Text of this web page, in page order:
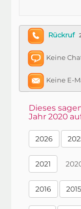
Rückruf
Keine
Keine E-
Dieses
Jahr 2020
2026
2021
2016 2015